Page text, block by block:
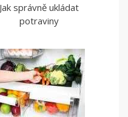
Jak správně ukládat
potraviny